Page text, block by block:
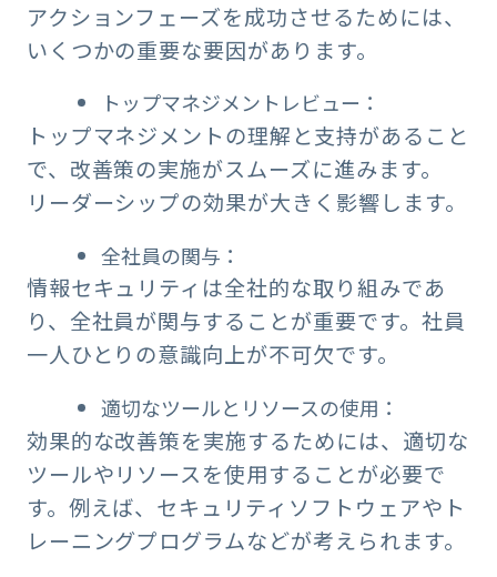
アクションフェーズを成功させるためには、
いくつかの重要な要因があります。
トップマネジメントレビュー：
トップマネジメントの理解と支持があること
で、改善策の実施がスムーズに進みます。
リーダーシップの効果が大きく影響します。
全社員の関与：
情報セキュリティは全社的な取り組みであ
り、全社員が関与することが重要です。社員
一人ひとりの意識向上が不可欠です。
適切なツールとリソースの使用：
効果的な改善策を実施するためには、適切な
ツールやリソースを使用することが必要で
す。例えば、セキュリティソフトウェアやト
レーニングプログラムなどが考えられます。